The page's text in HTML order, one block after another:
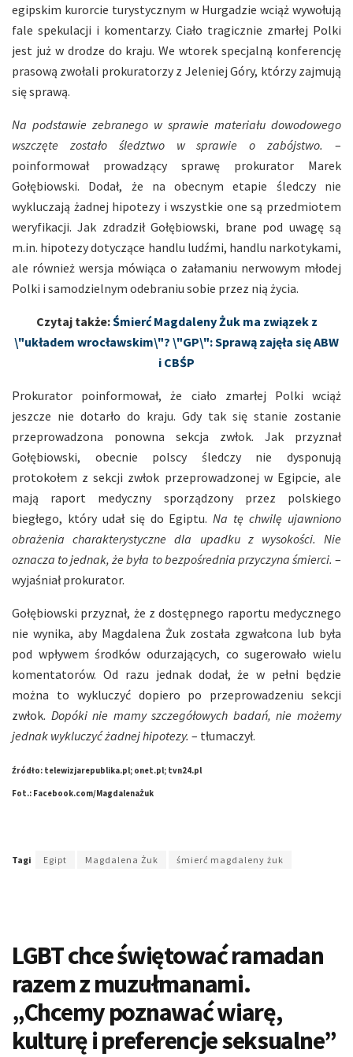
egipskim kurorcie turystycznym w Hurgadzie wciąż wywołują
fale spekulacji i komentarzy. Ciało tragicznie zmarłej Polki
jest już w drodze do kraju. We wtorek specjalną konferencję
prasową zwołali prokuratorzy z Jeleniej Góry, którzy zajmują
się sprawą.
Na podstawie zebranego w sprawie materiału dowodowego
wszczęte zostało śledztwo w sprawie o zabójstwo.
–
poinformował prowadzący sprawę prokurator Marek
Gołębiowski. Dodał, że na obecnym etapie śledczy nie
wykluczają żadnej hipotezy i wszystkie one są przedmiotem
weryfikacji. Jak zdradził Gołębiowski, brane pod uwagę są
m.in. hipotezy dotyczące handlu ludźmi, handlu narkotykami,
ale również wersja mówiąca o załamaniu nerwowym młodej
Polki i samodzielnym odebraniu sobie przez nią życia.
Czytaj także:Śmierć Magdaleny Żuk ma związek z
\"układem wrocławskim\"? \"GP\": Sprawą zajęła się ABW
i CBŚP
Prokurator poinformował, że ciało zmarłej Polki wciąż
jeszcze nie dotarło do kraju. Gdy tak się stanie zostanie
przeprowadzona ponowna sekcja zwłok. Jak przyznał
Gołębiowski, obecnie polscy śledczy nie dysponują
protokołem z sekcji zwłok przeprowadzonej w Egipcie, ale
mają raport medyczny sporządzony przez polskiego
biegłego, który udał się do Egiptu.Na tę chwilę ujawniono
obrażenia charakterystyczne dla upadku z wysokości. Nie
oznacza to jednak, że była to bezpośrednia przyczyna śmierci. –
wyjaśniał prokurator.
Gołębiowski przyznał, że z dostępnego raportu medycznego
nie wynika, aby Magdalena Żuk została zgwałcona lub była
pod wpływem środków odurzających, co sugerowało wielu
komentatorów. Od razu jednak dodał, że w pełni będzie
można to wykluczyć dopiero po przeprowadzeniu sekcji
zwłok. Dopóki nie mamy szczegółowych badań, nie możemy
jednak wykluczyć żadnej hipotezy. – tłumaczył.
Źródło: telewizjarepublika.pl; onet.pl; tvn24.pl
Fot.: Facebook.com/MagdalenaŻuk
Tagi Egipt Magdalena Żuk śmierć magdaleny żuk
LGBT chce świętować ramadan
razem z muzułmanami.
„Chcemy poznawać wiarę,
kulturę i preferencje seksualne”